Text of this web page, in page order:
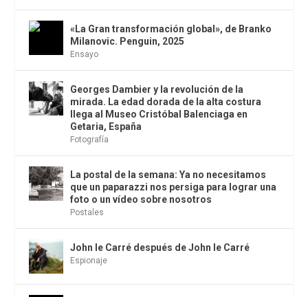
«La Gran transformación global», de Branko
Milanovic. Penguin, 2025
Ensayo
Georges Dambier y la revolución de la
mirada. La edad dorada de la alta costura
llega al Museo Cristóbal Balenciaga en
Getaria, España
Fotografía
La postal de la semana: Ya no necesitamos
que un paparazzi nos persiga para lograr una
foto o un vídeo sobre nosotros
Postales
John le Carré después de John le Carré
Espionaje